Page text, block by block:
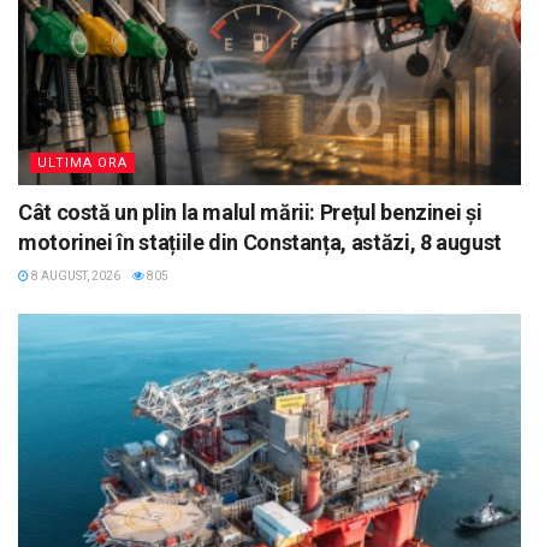
ULTIMA ORA
Cât costă un plin la malul mării: Prețul benzinei și
motorinei în stațiile din Constanța, astăzi, 8 august
8 AUGUST, 2026 805